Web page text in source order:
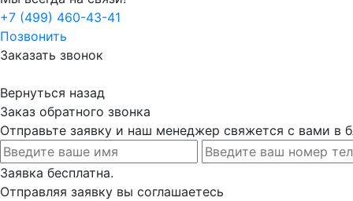
+7 (499) 460-43-41
Позвонить
Заказать звонок
Вернуться назад
Заказ обратного звонка
Отправьте заявку и наш менеджер свяжется с вами в
Заявка бесплатна.
Отправляя заявку вы соглашаетесь